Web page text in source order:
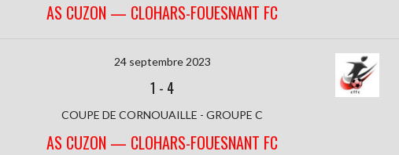
AS CUZON — CLOHARS-FOUESNANT FC
24 septembre 2023
1 - 4
COUPE DE CORNOUAILLE - GROUPE C
AS CUZON — CLOHARS-FOUESNANT FC